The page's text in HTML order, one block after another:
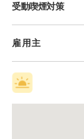
受動喫煙対策
雇用主